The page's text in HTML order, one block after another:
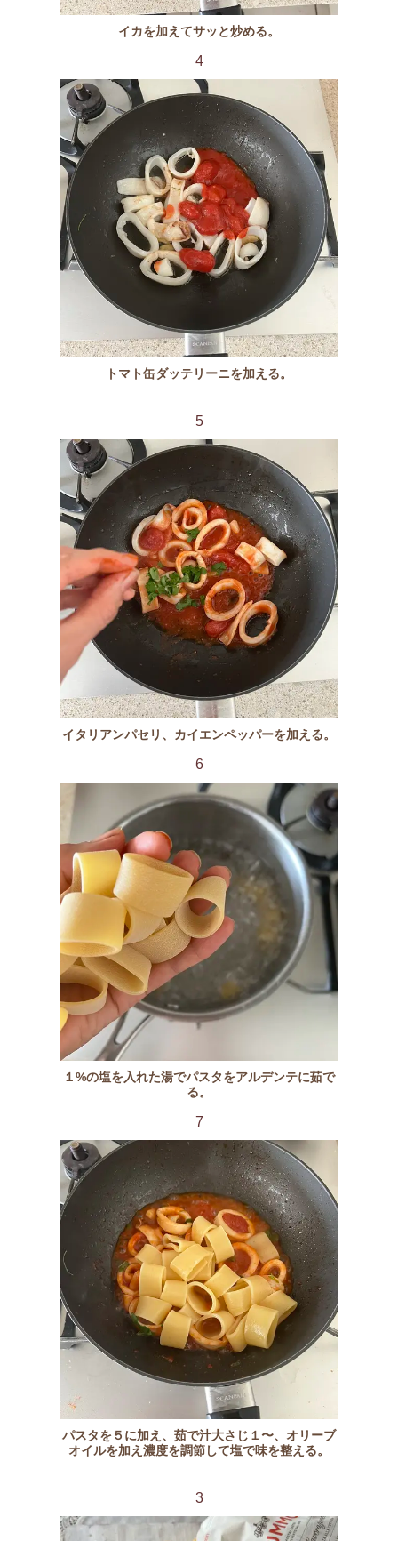
イカを加えてサッと炒める。
4
トマト缶ダッテリーニを加える。
5
イタリアンパセリ、カイエンペッパーを加える。
6
１%の塩を入れた湯でパスタをアルデンテに茹で
る。
7
パスタを５に加え、茹で汁大さじ１〜、オリーブ
オイルを加え濃度を調節して塩で味を整える。
3